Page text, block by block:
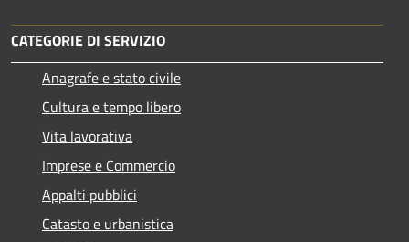
CATEGORIE DI SERVIZIO
Anagrafe e stato civile
Cultura e tempo libero
Vita lavorativa
Imprese e Commercio
Appalti pubblici
Catasto e urbanistica